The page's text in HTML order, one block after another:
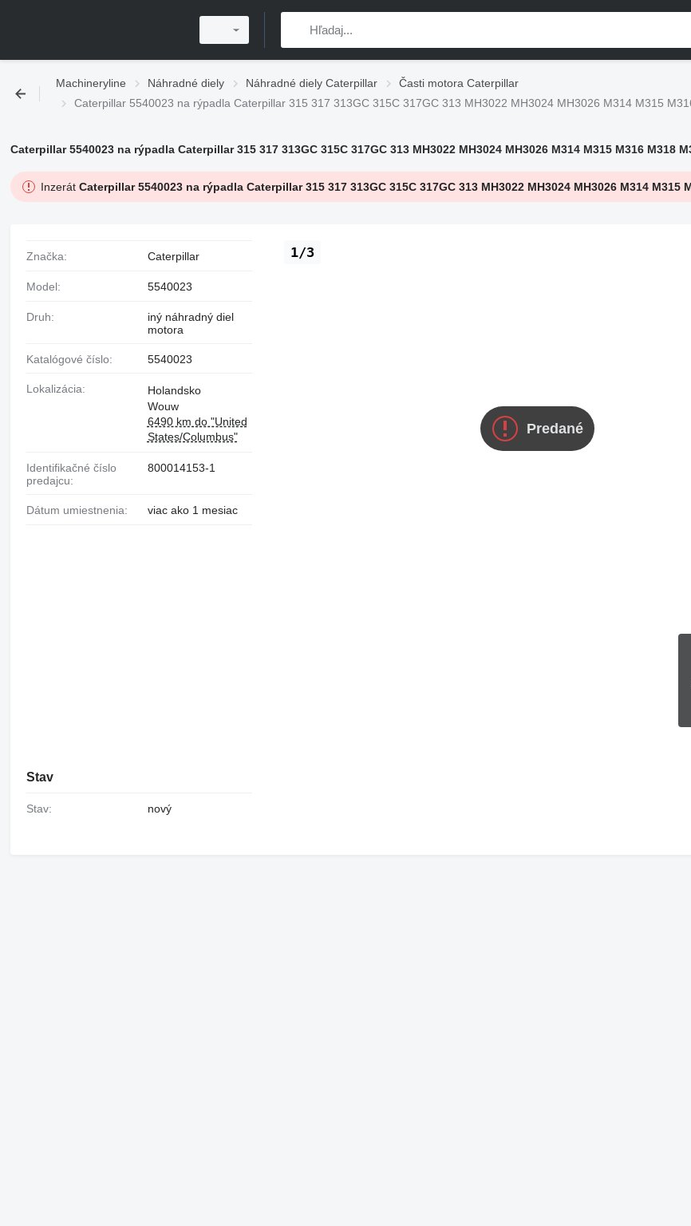
Machineryline Náhradné diely Náhradné diely Caterpillar
Časti motora Caterpillar
Caterpillar 5540023 na rýpadla Caterpillar 315 317 313GC 315C 317GC 313 MH3022 MH3024 MH3026 M314 M315
Caterpillar 5540023 na rýpadla Caterpillar 315 317 313GC 315C 317GC 313 MH3022 MH3024 MH3026 M314 M315 M316 M318
Inzerát Caterpillar 5540023 na rýpadla Caterpillar 315 317 313GC 315C 317GC 313 MH3022 MH3024 MH3026 M314 M315
Predané
1/3
Značka: Caterpillar
Model: 5540023
Druh:
iný náhradný diel
motora
Katalógové číslo: 5540023
Lokalizácia:
Holandsko
Wouw
6490 km do "United
States/Columbus"
Identifikačné číslo
predajcu:
800014153-1
Dátum umiestnenia: viac ako 1 mesiac
Stav
Stav: nový